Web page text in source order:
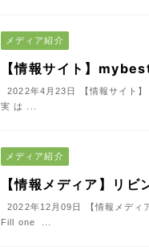
メディア紹介
【情報サイト】
2022年4月23日 【情報サイト
実 は ...
メディア紹介
【情報メディア】リ
2022年12月09日 【情報メディ
Fill one ...